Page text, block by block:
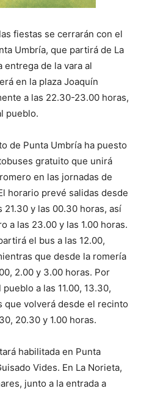
fiestas se cerrarán con el
Umbría, que partirá de La
entrega de la vara al
en la plaza Joaquín
a las 22.30-23.00 horas,
pueblo.
de Punta Umbría ha puesto
gratuito que unirá
en las jornadas de
horario prevé salidas desde
21.30 y las 00.30 horas, así
a las 23.00 y las 1.00 horas.
el bus a las 12.00,
que desde la romería
2.00 y 3.00 horas. Por
a las 11.00, 13.30,
que volverá desde el recinto
20.30 y 1.00 horas.
habilitada en Punta
Vides. En La Norieta,
junto a la entrada a